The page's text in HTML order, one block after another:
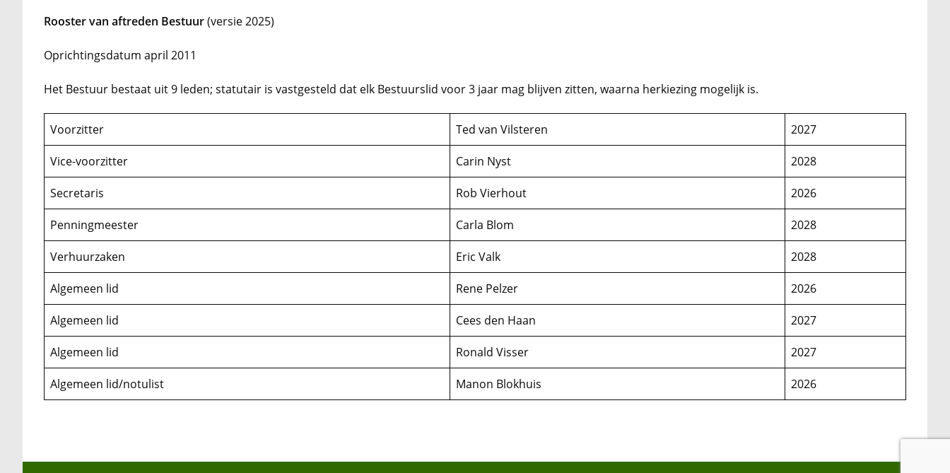
Rooster van aftreden Bestuur(versie 2025)
Oprichtingsdatum april 2011
Het Bestuur bestaat uit 9 leden; statutair is vastgesteld dat elk Bestuurslid voor 3 jaar mag blijven zitten, waarna herkiezing mogelijk is.
Voorzitter Ted van Vilsteren 2027
Vice-voorzitter Carin Nyst 2028
Secretaris Rob Vierhout 2026
Penningmeester Carla Blom 2028
Verhuurzaken Eric Valk 2028
Algemeen lid Rene Pelzer 2026
Algemeen lid Cees den Haan 2027
Algemeen lid Ronald Visser 2027
Algemeen lid/notulist Manon Blokhuis 2026